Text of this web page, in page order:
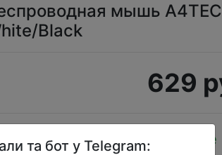
мышь
Black
629
Sale
та бот у Telegram: